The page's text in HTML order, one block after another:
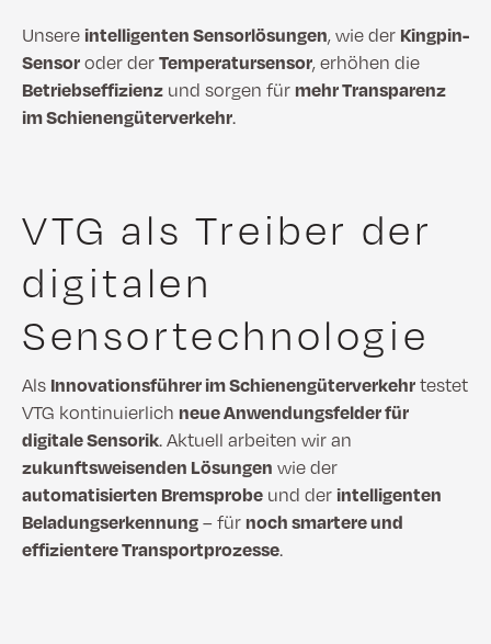
Unsere intelligenten Sensorlösungen, wie der Kingpin-
Sensoroder derTemperatursensor, erhöhen die
Betriebseffizienz und sorgen fürmehr Transparenz
im Schienengüterverkehr.
VTG als Treiber der
digitalen
Sensortechnologie
Als Innovationsführer im Schienengüterverkehrtestet
VTG kontinuierlich neue Anwendungsfelder für
digitale Sensorik. Aktuell arbeiten wir an
zukunftsweisenden Lösungen wie der
automatisierten Bremsprobe und der intelligenten
Beladungserkennung– fürnoch smartere und
effizientere Transportprozesse.